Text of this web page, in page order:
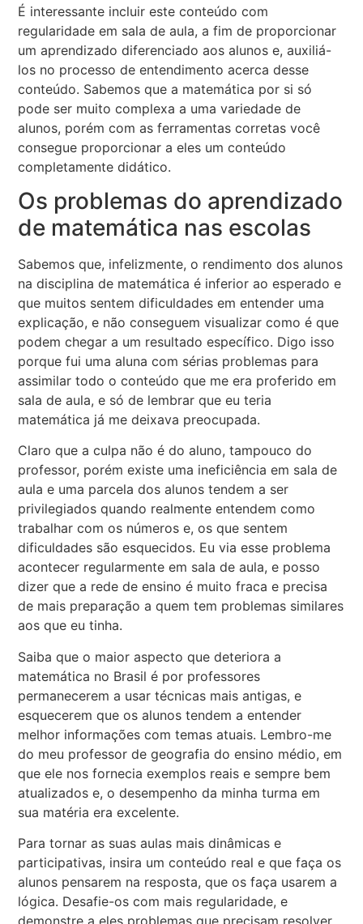
É interessante incluir este conteúdo com
regularidade em sala de aula, a fim de proporcionar
um aprendizado diferenciado aos alunos e, auxiliá-
los no processo de entendimento acerca desse
conteúdo. Sabemos que a matemática por si só
pode ser muito complexa a uma variedade de
alunos, porém com as ferramentas corretas você
consegue proporcionar a eles um conteúdo
completamente didático.
Os problemas do aprendizado
de matemática nas escolas
Sabemos que, infelizmente, o rendimento dos alunos
na disciplina de matemática é inferior ao esperado e
que muitos sentem dificuldades em entender uma
explicação, e não conseguem visualizar como é que
podem chegar a um resultado específico. Digo isso
porque fui uma aluna com sérias problemas para
assimilar todo o conteúdo que me era proferido em
sala de aula, e só de lembrar que eu teria
matemática já me deixava preocupada.
Claro que a culpa não é do aluno, tampouco do
professor, porém existe uma ineficiência em sala de
aula e uma parcela dos alunos tendem a ser
privilegiados quando realmente entendem como
trabalhar com os números e, os que sentem
dificuldades são esquecidos. Eu via esse problema
acontecer regularmente em sala de aula, e posso
dizer que a rede de ensino é muito fraca e precisa
de mais preparação a quem tem problemas similares
aos que eu tinha.
Saiba que o maior aspecto que deteriora a
matemática no Brasil é por professores
permanecerem a usar técnicas mais antigas, e
esquecerem que os alunos tendem a entender
melhor informações com temas atuais. Lembro-me
do meu professor de geografia do ensino médio, em
que ele nos fornecia exemplos reais e sempre bem
atualizados e, o desempenho da minha turma em
sua matéria era excelente.
Para tornar as suas aulas mais dinâmicas e
participativas, insira um conteúdo real e que faça os
alunos pensarem na resposta, que os faça usarem a
lógica. Desafie-os com mais regularidade, e